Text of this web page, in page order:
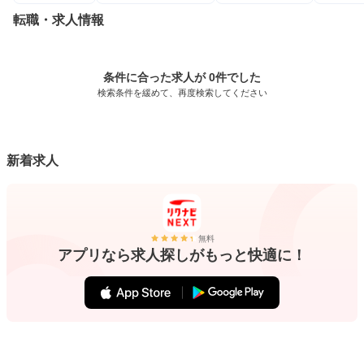
転職・求人情報
条件に合った求人が 0件でした
検索条件を緩めて、再度検索してください
新着求人
無料
アプリなら求人探しがもっと快適に！